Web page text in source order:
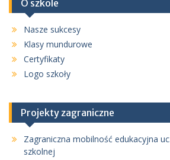
O szkole
Nasze sukcesy
Klasy mundurowe
Certyfikaty
Logo szkoły
Projekty zagraniczne
Zagraniczna mobilność edukacyjna
szkolnej